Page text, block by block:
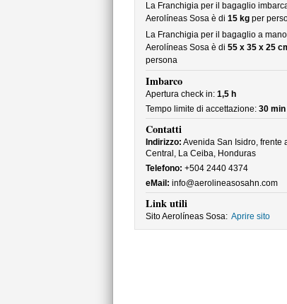
La Franchigia per il bagaglio
Aerolíneas Sosa è di 15 kgper
La Franchigia per il bagaglio a
Aerolíneas Sosa è di 55 x 35 x 25
persona
Imbarco
Apertura check in: 1,5 h
Tempo limite di accettazione: 30 min
Contatti
Indirizzo: Avenida San Isidro, frente
Central, La Ceiba, Honduras
Telefono: +504 2440 4374
eMail: info@aerolineasosahn.com
Link utili
Sito Aerolíneas Sosa: Aprire sito